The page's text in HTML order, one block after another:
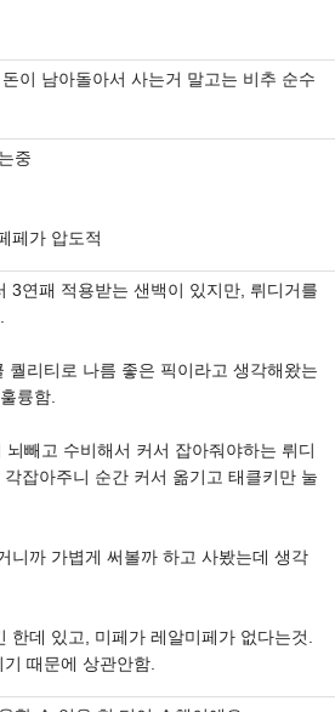
이 남아돌아서 사는거 말고는 비추 순수
중
페가 압도적
3연패 적용받는 샌백이 있지만, 뤼디거를
리티로 나름 좋은 픽이라고 생각해왔는
륭함.
빼고 수비해서 커서 잡아줘야하는 뤼디
잡아주니 순간 커서 옮기고 태클키만 눌
니까 가볍게 써볼까 하고 사봤는데 생각
데 있고, 미페가 레알미페가 없다는것.
때문에 상관안함.